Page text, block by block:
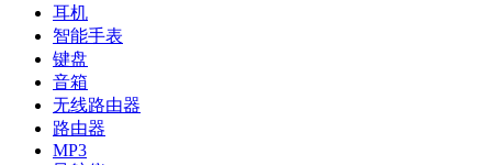
耳机
智能手表
键盘
音箱
无线路由器
路由器
MP3